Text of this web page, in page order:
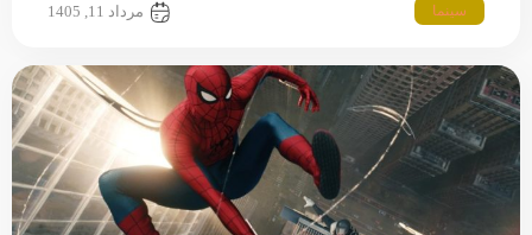
سینما مرداد 11, 1405